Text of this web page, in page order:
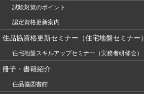
試験対策のポイント
認定資格更新案内
住品協資格更新セミナー（住宅地盤セミナー）
住宅地盤スキルアップセミナー（実務者研修会）
冊子・書籍紹介
住品協図書館